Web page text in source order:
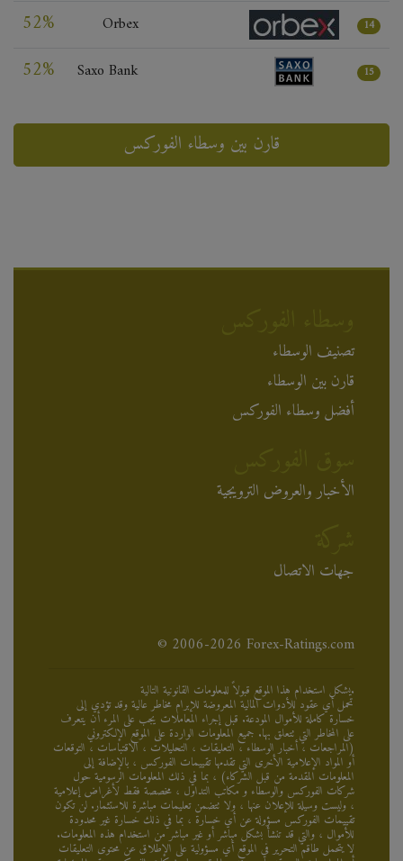
52% Orbex 14
52% Saxo Bank 15
قارن بين وسطاء الفوركس
تصنيف الوسطاء
قارن بين الوسطاء
أفضل وسطاء الفوركس
الأخبار والعروض الترويجية
جهات الاتصال
© 2006-2026 Forex-Ratings.com
يشكل استخدام هذا الموقع قبولاً للمعلومات القانونية التالية.
تحمل أي عقود للأدوات المالية المعروضة للإبرام مخاطر عالية وقد تؤدي إلى
خسارة كاملة للأموال المودعة. قبل إجراء المعاملات يجب على المرء أن يتعرف
على المخاطر التي تتعلق بها. جميع المعلومات الواردة على الموقع الإلكتروني
(المراجعات ، أخبار الوسطاء ، التعليقات ، التحليلات ، الاقتباسات ، التوقعات
أو المواد الإعلامية الأخرى التي تقدمها تقييمات الفوركس ، بالإضافة إلى
المعلومات المقدمة من قبل الشركاء) ، بما في ذلك المعلومات الرسومية حول
شركات الفوركس والوسطاء و مكاتب التداول ، مخصصة فقط لأغراض إعلامية
، وليست وسيلة للإعلان عنها ، ولا تتضمن تعليمات مباشرة للاستثمار. لن تكون
تقييمات الفوركس مسؤولة عن أي خسارة ، بما في ذلك خسارة غير محدودة
للأموال ، والتي قد تنشأ بشكل مباشر أو غير مباشر من استخدام هذه المعلومات.
لا يتحمل طاقم التحرير في الموقع أي مسؤولية على الإطلاق عن محتوى التعليقات